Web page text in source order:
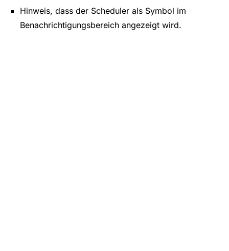
Hinweis, dass der Scheduler als Symbol im
Benachrichtigungsbereich angezeigt wird.